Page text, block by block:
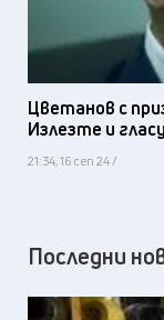
Цветанов с
Излезте и
21:34, 16 сеп 24 /
Последни